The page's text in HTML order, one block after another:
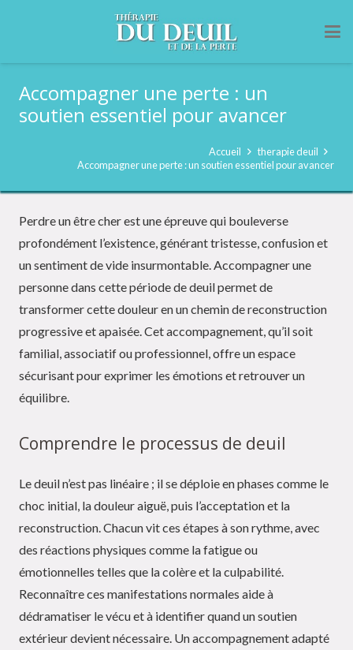
Accompagner une perte : un
soutien essentiel pour avancer
Accueil
therapie deuil
Accompagner une perte : un soutien essentiel pour avancer
Perdre un être cher est une épreuve qui bouleverse
profondément l’existence, générant tristesse, confusion et
un sentiment de vide insurmontable. Accompagner une
personne dans cette période de deuil permet de
transformer cette douleur en un chemin de reconstruction
progressive et apaisée. Cet accompagnement, qu’il soit
familial, associatif ou professionnel, offre un espace
sécurisant pour exprimer les émotions et retrouver un
équilibre.
Comprendre le processus de deuil
Le deuil n’est pas linéaire ; il se déploie en phases comme le
choc initial, la douleur aiguë, puis l’acceptation et la
reconstruction. Chacun vit ces étapes à son rythme, avec
des réactions physiques comme la fatigue ou
émotionnelles telles que la colère et la culpabilité.
Reconnaître ces manifestations normales aide à
dédramatiser le vécu et à identifier quand un soutien
extérieur devient nécessaire. Un accompagnement adapté